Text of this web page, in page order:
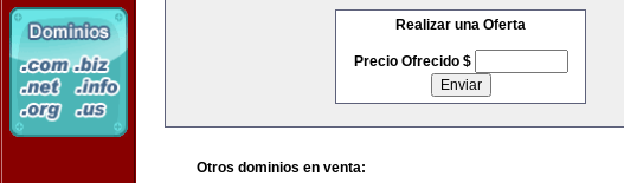
Realizar una Oferta
Precio Ofrecido $
Otros dominios en venta: